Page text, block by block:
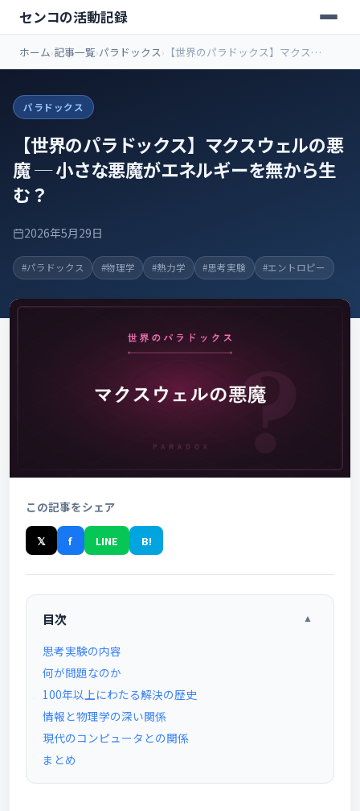
センコの活動記録
ホーム 記事一覧 パラドックス
【世界のパラドックス】マクスウ
ェルの悪魔 ─ 小さな悪魔がエネル
パラドックス
【世界のパラドックス】マクスウェルの悪
魔 ─ 小さな悪魔がエネルギーを無から生
む？
2026年5月29日
#パラドックス #物理学 #熱力学 #思考実験 #エントロピー
この記事をシェア
𝕏 f LINE B!
目次 ▲
思考実験の内容
何が問題なのか
100年以上にわたる解決の歴史
情報と物理学の深い関係
現代のコンピュータとの関係
まとめ